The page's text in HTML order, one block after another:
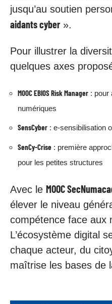
jusqu’au soutien
aidants cyber».
Pour illustrer la
quelques axes
MOOC EBIOS Risk Manager : pour
numériques
SensCyber : e-sensibilisation
SenCy-Crise : première
pour les petites structures
Avec le MOOC
élever le niveau
compétence face aux
L’écosystème digital
chaque acteur, du
maîtrise les bases de